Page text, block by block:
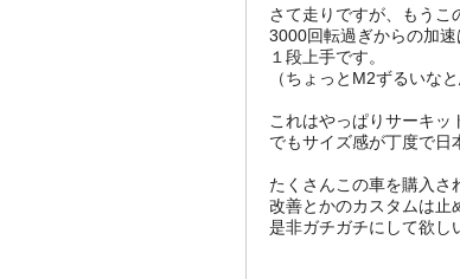
さて走りですが、もうこ
3000回転過ぎからの加
１段上手です。
（ちょっとM2ずるいな
これはやっぱりサーキッ
でもサイズ感が丁度で日
たくさんこの車を購入さ
改善とかのカスタムは止
是非ガチガチにして欲し